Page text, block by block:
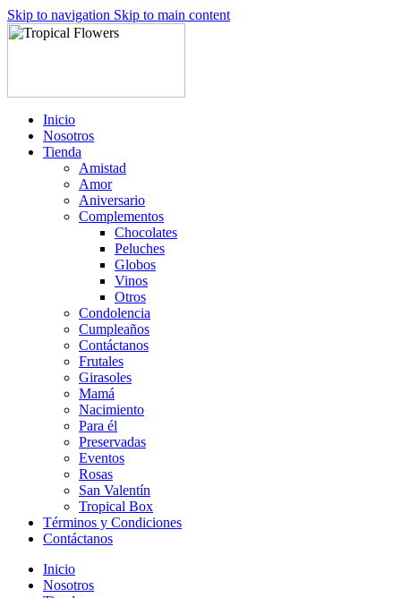
Skip to navigation Skip to main content
Inicio
Nosotros
Tienda
Amistad
Amor
Aniversario
Complementos
Chocolates
Peluches
Globos
Vinos
Otros
Condolencia
Cumpleaños
Contáctanos
Frutales
Girasoles
Mamá
Nacimiento
Para él
Preservadas
Eventos
Rosas
San Valentín
Tropical Box
Términos y Condiciones
Contáctanos
Inicio
Nosotros